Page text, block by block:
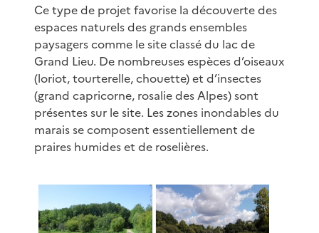
Ce type de projet favorise la découverte des
espaces naturels des grands ensembles
paysagers comme le site classé du lac de
Grand Lieu. De nombreuses espèces d’oiseaux
(loriot, tourterelle, chouette) et d’insectes
(grand capricorne, rosalie des Alpes) sont
présentes sur le site. Les zones inondables du
marais se composent essentiellement de
praires humides et de roselières.